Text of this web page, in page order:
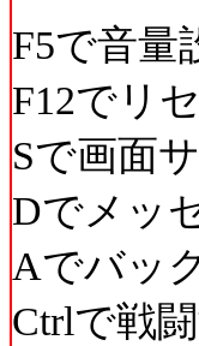
F5で音量
F12でリ
Sで画面
Dでメッ
Aでバッ
Ctrlで戦